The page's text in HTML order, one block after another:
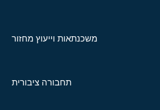
משכנתאות וייעוץ מחזור
תחבורה ציבורית